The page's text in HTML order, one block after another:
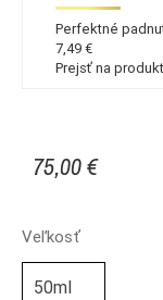
Perfektné
7,49 €
Prejsť na
75,00 €
Veľkosť
50ml